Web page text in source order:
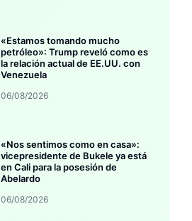
«Estamos tomando mucho
petróleo»: Trump reveló como es
la relación actual de EE.UU. con
Venezuela
06/08/2026
«Nos sentimos como en casa»:
vicepresidente de Bukele ya está
en Cali para la posesión de
Abelardo
06/08/2026